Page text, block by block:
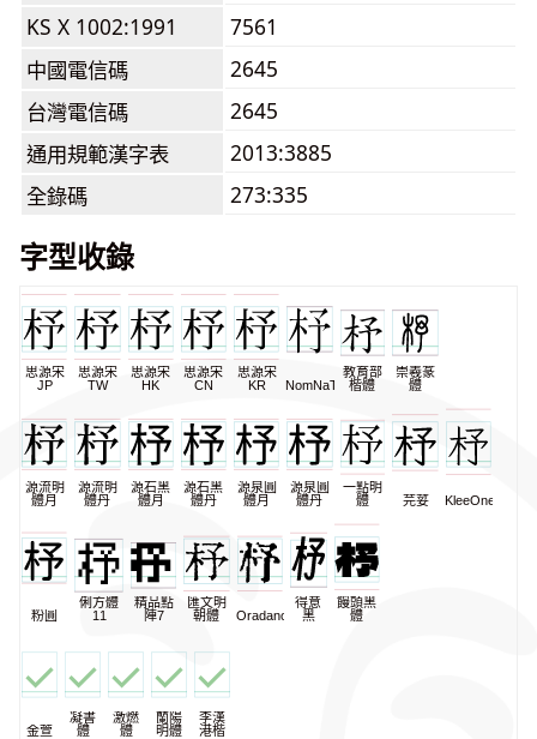
KS X 1002:1991
7561
中國電信碼
2645
台灣電信碼
2645
通用規範漢字表
2013:3885
全錄碼
273:335
字型收錄
思源宋
JP
思源宋
TW
思源宋
HK
思源宋
CN
思源宋
KR
NomNaTong
教育部
楷體
崇羲篆
體
源流明
體月
源流明
體丹
源石黑
體月
源石黑
體丹
源泉圓
體月
源泉圓
體丹
一點明
體
芫荽 KleeOne
粉圓
俐方體
11
精品點
陣7
匯文明
朝體
Oradano
得意
黑
饅頭黑
體
金萱
凝書
體
激燃
體
蘭陽
明體
李漢
港楷